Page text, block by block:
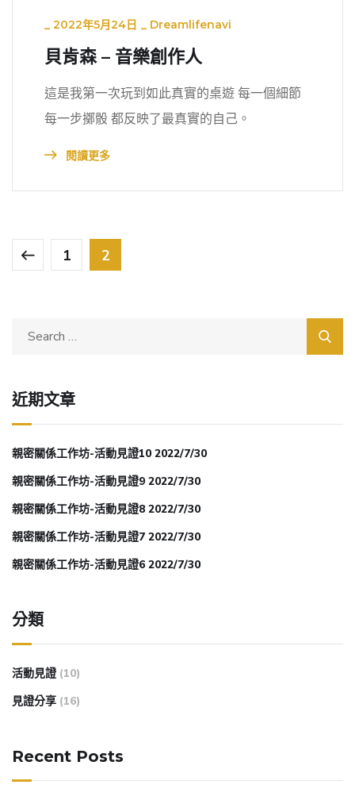
_ 2022年5月24日 _ Dreamlifenavi
貝肯森 – 音樂創作人
這是我第一次玩到如此真實的桌遊 每一個細節
每一步擲骰 都反映了最真實的自己。
閱讀更多
1 2
近期文章
親密關係工作坊-活動見證10 2022/7/30
親密關係工作坊-活動見證9 2022/7/30
親密關係工作坊-活動見證8 2022/7/30
親密關係工作坊-活動見證7 2022/7/30
親密關係工作坊-活動見證6 2022/7/30
分類
活動見證 (10)
見證分享 (16)
Recent Posts